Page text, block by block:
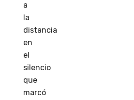
a
la
distancia
en
el
silencio
que
marcó